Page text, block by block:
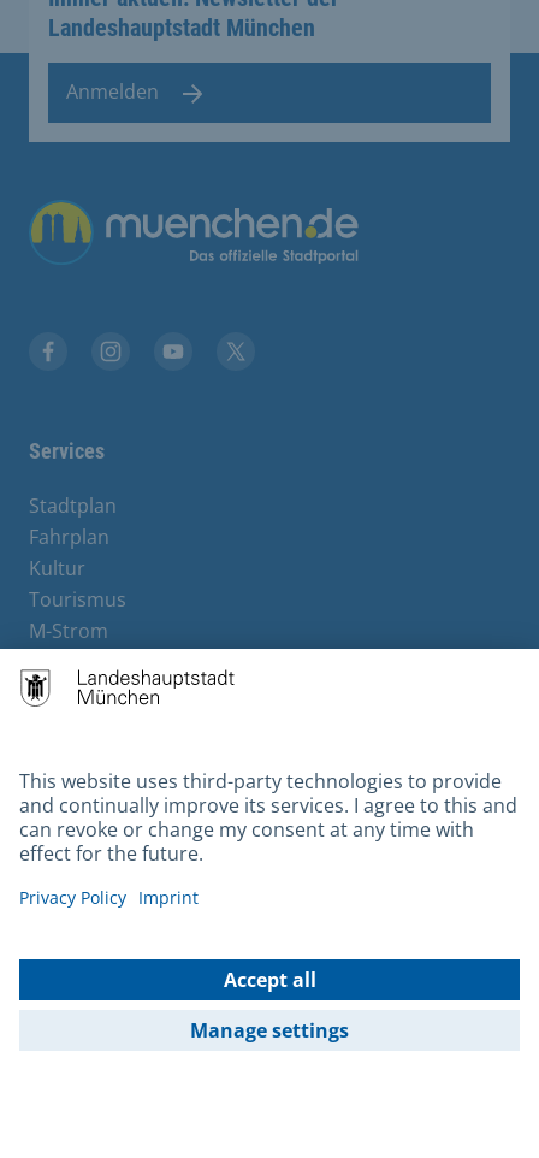
Landeshauptstadt München
Anmelden
Übergreifende Links
Services
Stadtplan
Fahrplan
Kultur
Tourismus
M-Strom
Hotels
Contact
Barrierefreiheit
Leichte Sprache
Gebärdensprache
Kontakt